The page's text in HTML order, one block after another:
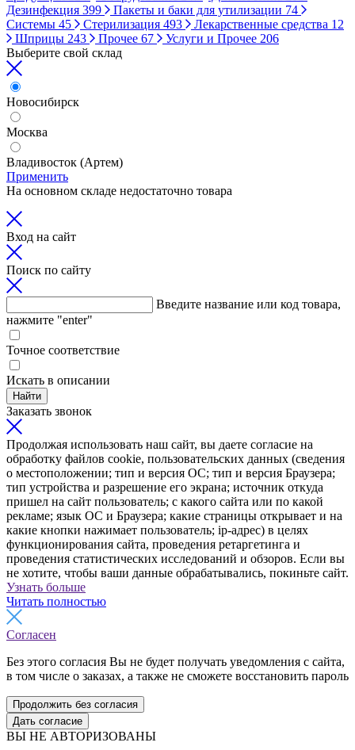
Дезинфекция 399 Пакеты и баки для утилизации 74
Системы 45 Стерилизация 493 Лекарственные средства 12
Шприцы 243 Прочее 67 Услуги и Прочее 206
Выберите свой склад
Новосибирск
Москва
Владивосток (Артем)
Применить
На основном складе недостаточно товара
Вход на сайт
Поиск по сайту
Введите название или код товара,
нажмите "enter"
Точное соответствие
Искать в описании
Найти
Заказать звонок
Продолжая использовать наш сайт, вы даете согласие на
обработку файлов cookie, пользовательских данных (сведения
о местоположении; тип и версия ОС; тип и версия Браузера;
тип устройства и разрешение его экрана; источник откуда
пришел на сайт пользователь; с какого сайта или по какой
рекламе; язык ОС и Браузера; какие страницы открывает и на
какие кнопки нажимает пользователь; ip-адрес) в целях
функционирования сайта, проведения ретаргетинга и
проведения статистических исследований и обзоров. Если вы
не хотите, чтобы ваши данные обрабатывались, покиньте сайт.
Узнать больше
Читать полностью
Согласен
Без этого согласия Вы не будет получать уведомления с сайта,
в том числе о заказах, а также не сможете восстановить пароль
Продолжить без согласия
Дать согласие
ВЫ НЕ АВТОРИЗОВАНЫ